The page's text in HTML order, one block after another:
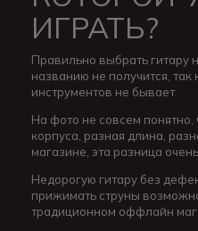
ИГРАТЬ?
Правильно выбрать гитару
названию не получится,
инструментов не бывает.
На фото не совсем понятно,
корпуса, разная длина,
магазине, эта разница
Недорогую гитару без
прижимать струны
традиционном оффлайн